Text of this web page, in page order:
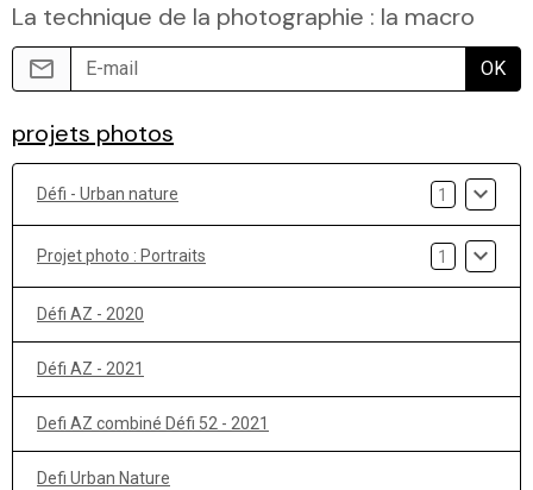
La technique de la photographie : la macro
OK
projets photos
Défi - Urban nature 1
Projet photo : Portraits 1
Défi AZ - 2020
Défi AZ - 2021
Defi AZ combiné Défi 52 - 2021
Defi Urban Nature